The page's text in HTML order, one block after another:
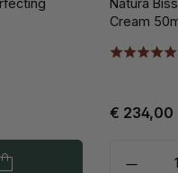
Natura
Cream
€ 234,00